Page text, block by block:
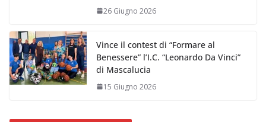
26 Giugno 2026
Vince il contest di “Formare al
Benessere” l’I.C. “Leonardo Da Vinci”
di Mascalucia
15 Giugno 2026